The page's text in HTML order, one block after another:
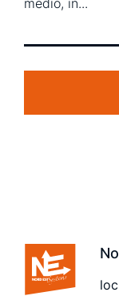
medio, in...